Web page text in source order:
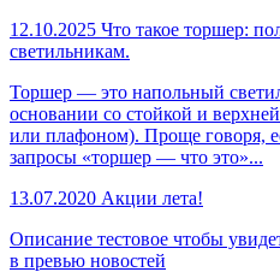
12.10.2025 Что такое торшер:
светильникам.
Торшер — это напольный
основании со стойкой и
или плафоном). Проще говоря,
запросы «торшер — что это»...
13.07.2020 Акции лета!
Описание тестовое чтобы
в превью новостей